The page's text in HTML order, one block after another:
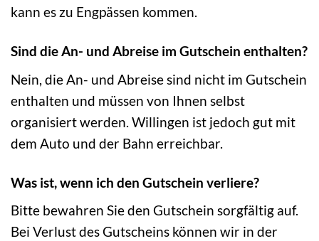
kann es zu Engpässen kommen.
Sind die An- und Abreise im Gutschein enthalten?
Nein, die An- und Abreise sind nicht im Gutschein
enthalten und müssen von Ihnen selbst
organisiert werden. Willingen ist jedoch gut mit
dem Auto und der Bahn erreichbar.
Was ist, wenn ich den Gutschein verliere?
Bitte bewahren Sie den Gutschein sorgfältig auf.
Bei Verlust des Gutscheins können wir in der